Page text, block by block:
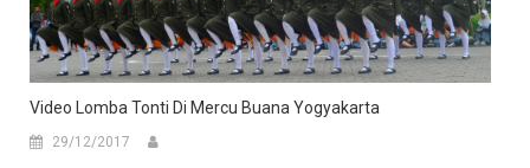
Video Lomba Tonti Di Mercu Buana Yogyakarta
29/12/2017